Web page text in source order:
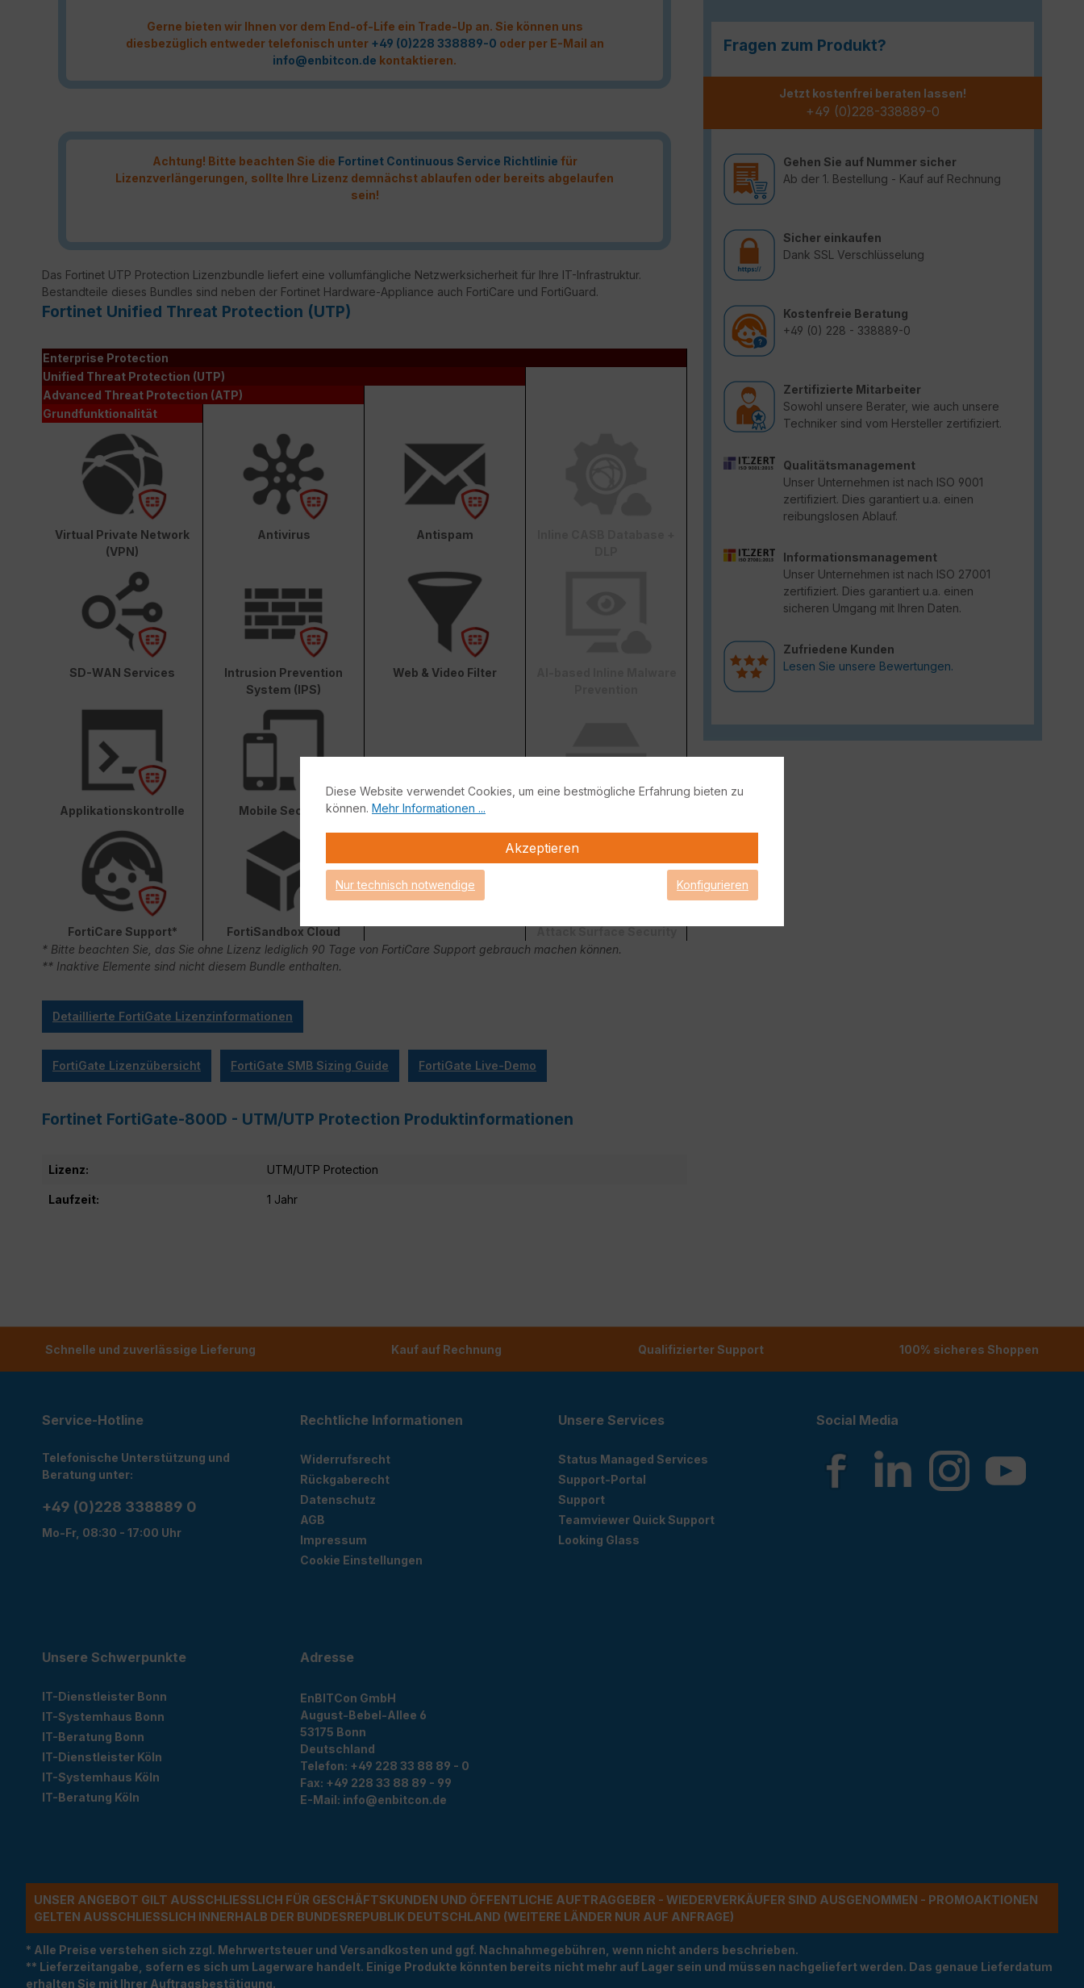
Fragen zum Produkt?
Jetzt kostenfrei beraten lassen!
+49 (0)228-338889-0
Gehen Sie auf Nummer sicher
Ab der 1. Bestellung - Kauf auf Rechnung
Sicher einkaufen
Dank SSL Verschlüsselung
Kostenfreie Beratung
+49 (0) 228 - 338889-0
Zertifizierte Mitarbeiter
Sowohl unsere Berater, wie auch unsere
Techniker sind vom Hersteller zertifiziert.
Qualitätsmanagement
Unser Unternehmen ist nach ISO 9001
zertifiziert. Dies garantiert u.a. einen
reibungslosen Ablauf.
Informationsmanagement
Unser Unternehmen ist nach ISO 27001
zertifiziert. Dies garantiert u.a. einen
sicheren Umgang mit Ihren Daten.
Zufriedene Kunden
Lesen Sie unsere Bewertungen.
Gerne bieten wir Ihnen vor dem End-of-Life ein Trade-Up an. Sie können uns
diesbezüglich entweder telefonisch unter +49 (0)228 338889-0 oder per E-Mail an
info@enbitcon.de kontaktieren.
Achtung! Bitte beachten Sie die Fortinet Continuous Service Richtlinie für
Lizenzverlängerungen, sollte Ihre Lizenz demnächst ablaufen oder bereits abgelaufen
sein!
Das Fortinet UTP Protection Lizenzbundle liefert eine vollumfängliche Netzwerksicherheit für Ihre IT-Infrastruktur.
Bestandteile dieses Bundles sind neben der Fortinet Hardware-Appliance auch FortiCare und FortiGuard.
Fortinet Unified Threat Protection (UTP)
Enterprise Protection
Unified Threat Protection (UTP)
Advanced Threat Protection (ATP)
Grundfunktionalität
Virtual Private Network
(VPN)
Antivirus Antispam
SD-WAN Services
Intrusion Prevention
System (IPS)
Web & Video Filter
Applikationskontrolle Mobile Security
FortiCare Support* FortiSandbox Cloud
* Bitte beachten Sie, das Sie ohne Lizenz lediglich 90 Tage von FortiCare Support gebrauch machen können.
** Inaktive Elemente sind nicht diesem Bundle enthalten.
Detaillierte FortiGate Lizenzinformationen
FortiGate Lizenzübersicht FortiGate SMB Sizing Guide FortiGate Live-Demo
Fortinet FortiGate-800D - UTM/UTP Protection Produktinformationen
Lizenz: UTM/UTP Protection
Laufzeit: 1 Jahr
Schnelle und zuverlässige Lieferung Kauf auf Rechnung Qualifizierter Support 100% sicheres Shoppen
Service-Hotline
Telefonische Unterstützung und
Beratung unter:
+49 (0)228 338889 0
Mo-Fr, 08:30 - 17:00 Uhr
Rechtliche Informationen
Widerrufsrecht
Rückgaberecht
Datenschutz
AGB
Impressum
Cookie Einstellungen
Unsere Services
Status Managed Services
Support-Portal
Support
Teamviewer Quick Support
Looking Glass
Social Media
Unsere Schwerpunkte
IT-Dienstleister Bonn
IT-Systemhaus Bonn
IT-Beratung Bonn
IT-Dienstleister Köln
IT-Systemhaus Köln
IT-Beratung Köln
Adresse
EnBITCon GmbH
August-Bebel-Allee 6
53175 Bonn
Deutschland
Telefon: +49 228 33 88 89 - 0
Fax: +49 228 33 88 89 - 99
E-Mail: info@enbitcon.de
UNSER ANGEBOT GILT AUSSCHLIESSLICH FÜR GESCHÄFTSKUNDEN UND ÖFFENTLICHE AUFTRAGGEBER - WIEDERVERKÄUFER SIND AUSGENOMMEN - PROMOAKTIONEN G
ELTEN AUSSCHLIESSLICH INNERHALB DER BUNDESREPUBLIK DEUTSCHLAND (WEITERE LÄNDER NUR AUF ANFRAGE)
* Alle Preise verstehen sich zzgl. Mehrwertsteuer und Versandkosten und ggf. Nachnahmegebühren, wenn nicht anders beschrieben.
** Lieferzeitangabe, sofern es sich um Lagerware handelt. Einige Produkte könnten bereits nicht mehr auf Lager sein und müssen nachgeliefert werden. Das genaue Lieferdatum
erhalten Sie mit Ihrer Auftragsbestätigung.
Diese Website verwendet Cookies, um eine bestmögliche Erfahrung bieten zu
können. Mehr Informationen ...
Akzeptieren
Nur technisch notwendige Konfigurieren